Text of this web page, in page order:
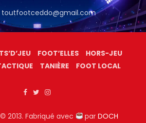
toutfootceddo@gmail.com
FOOT’ELLES
HORS-JEU
TANIÈRE FOOT LOCAL
2013. Fabriqué avec parDOCH